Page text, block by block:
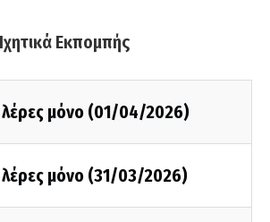
Εκπομπής
μόνο (01/04/2026)
μόνο (31/03/2026)